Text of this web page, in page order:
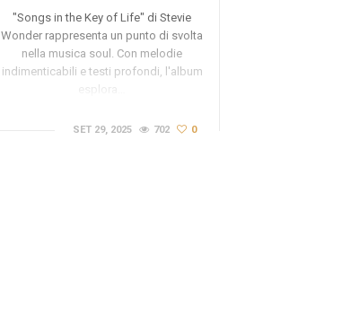
soul
"Songs in the Key of Life" di Stevie
Wonder rappresenta un punto di svolta
nella musica soul. Con melodie
indimenticabili e testi profondi, l'album
SET 29, 2025 702 0